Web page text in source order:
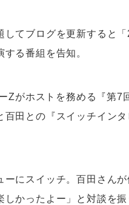
てブログを更新すると
る番組を告知。
Zがホストを務める『第7
田との『スイッチイン
にスイッチ。百田さん
かったよー」と対談を